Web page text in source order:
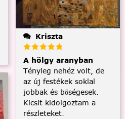
Kriszta
A hölgy aranyban
Tényleg nehéz volt, de
az új festékek soklal
jobbak és bőségesek.
Kicsit kidolgoztam a
részleteket.